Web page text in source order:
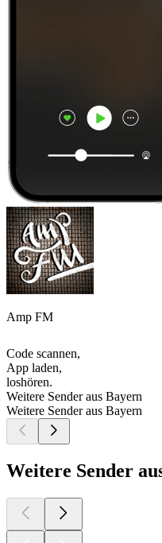
Amp FM
Code scannen,
App laden,
loshören.
Weitere Sender aus Bayern
Weitere Sender aus Bayern
Weitere Sender